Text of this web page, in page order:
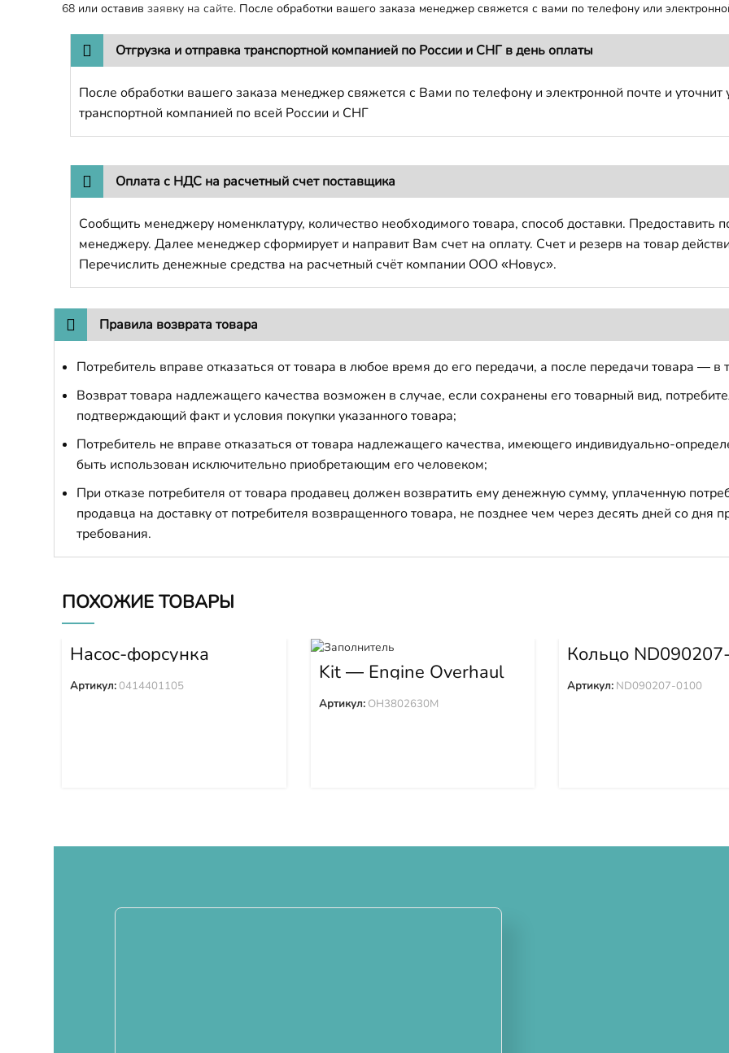
68 или оставив заявку на сайте. После обработки вашего заказа менеджер свяжется с вами по телефону или
Отгрузка и отправка транспортной компанией по России и СНГ в день оплаты
После обработки вашего заказа менеджер свяжется с Вами по телефону и электронной почте и
транспортной компанией по всей России и СНГ
Оплата с НДС на расчетный счет поставщика
Сообщить менеджеру номенклатуру, количество необходимого товара, способ доставки.
менеджеру. Далее менеджер сформирует и направит Вам счет на оплату. Счет и резерв на товар
Перечислить денежные средства на расчетный счёт компании ООО «Новус».
Правила возврата товара
Потребитель вправе отказаться от товара в любое время до его передачи, а после передачи товара — в
Возврат товара надлежащего качества возможен в случае, если сохранены его товарный вид,
подтверждающий факт и условия покупки указанного товара;
Потребитель не вправе отказаться от товара надлежащего качества, имеющего индивидуально-
быть использован исключительно приобретающим его человеком;
При отказе потребителя от товара продавец должен возвратить ему денежную сумму, уплаченную
продавца на доставку от потребителя возвращенного товара, не позднее чем через десять дней со дня
требования.
ПОХОЖИЕ ТОВАРЫ
Насос-форсунка
0414401105
Артикул:0414401105
Kit — Engine Overhaul
OH3802630M
Артикул: OH3802630M
Кольцо
Артикул: ND090207-0100